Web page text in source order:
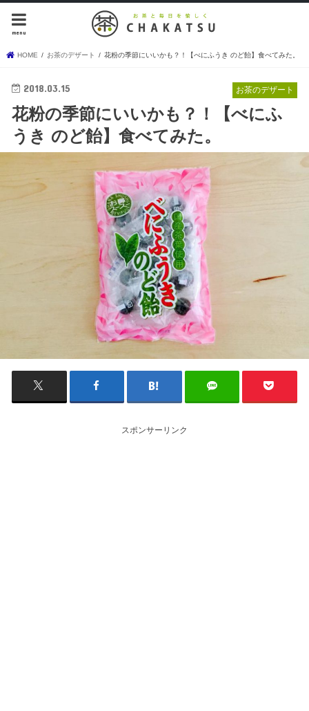
menu
HOME お茶のデザート 花粉の季節にいいかも？！【べにふうき のど飴】食べてみた。
お茶のデザート
2018.03.15
花粉の季節にいいかも？！【べにふ
うき のど飴】食べてみた。
スポンサーリンク